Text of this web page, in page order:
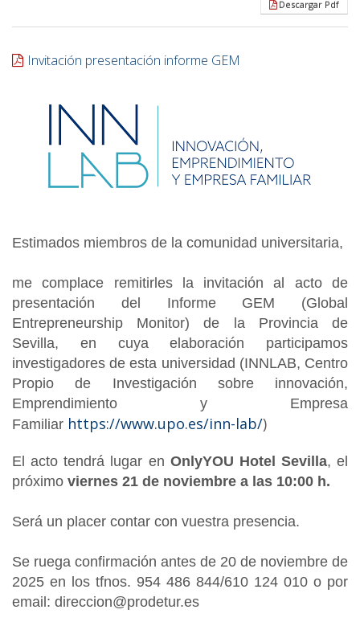
Descargar Pdf
Invitación presentación informe GEM
Estimados miembros de la comunidad universitaria,
me complace remitirles la invitación al acto de
presentación del Informe GEM (Global
Entrepreneurship Monitor) de la Provincia de
Sevilla, en cuya elaboración participamos
investigadores de esta universidad (INNLAB, Centro
Propio de Investigación sobre innovación,
Emprendimiento y Empresa
Familiar https://www.upo.es/inn-lab/)
El acto tendrá lugar en OnlyYOU Hotel Sevilla, el
próximo viernes 21 de noviembre a las 10:00 h.
Será un placer contar con vuestra presencia.
Se ruega confirmación antes de 20 de noviembre de
2025 en los tfnos. 954 486 844/610 124 010 o por
email: direccion@prodetur.es